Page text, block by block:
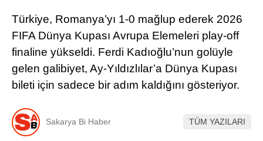
TEKNOLOJI
DÜNYADAN
SERVISLER
Türkiye, Romanya’yı 1-0 mağlup ederek 2026
FIFA Dünya Kupası Avrupa Elemeleri play-off
finaline yükseldi. Ferdi Kadıoğlu’nun golüyle
gelen galibiyet, Ay-Yıldızlılar’a Dünya Kupası
bileti için sadece bir adım kaldığını gösteriyor.
Sakarya Bi Haber TÜM YAZILARI